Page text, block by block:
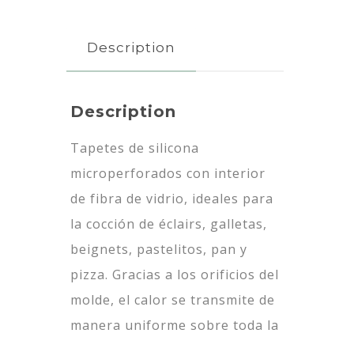
Description
Description
Tapetes de silicona
microperforados con interior
de fibra de vidrio, ideales para
la cocción de éclairs, galletas,
beignets, pastelitos, pan y
pizza. Gracias a los orificios del
molde, el calor se transmite de
manera uniforme sobre toda la